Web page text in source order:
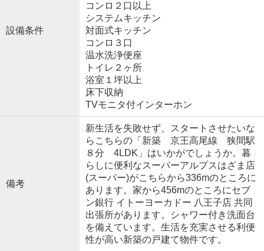
設備条件
コンロ２口以上
システムキッチン
対面式キッチン
コンロ３口
温水洗浄便座
トイレ２ヶ所
浴室１坪以上
床下収納
TVモニタ付インターホン
備考
新生活を失敗せず、スタートさせたいな
らこちらの「新築 京王高尾線 狭間駅
８分 4LDK」はいかがでしょうか。暮
らしに便利なスーパーアルプスはざま店
(スーパー)がこちらから336mのところに
あります。家から456mのところにセブ
ン銀行 イトーヨーカドー 八王子店 共同
出張所があります。シャワー付き洗面台
を備えています。生活を充実させる利便
性が高い新築の戸建て物件です。